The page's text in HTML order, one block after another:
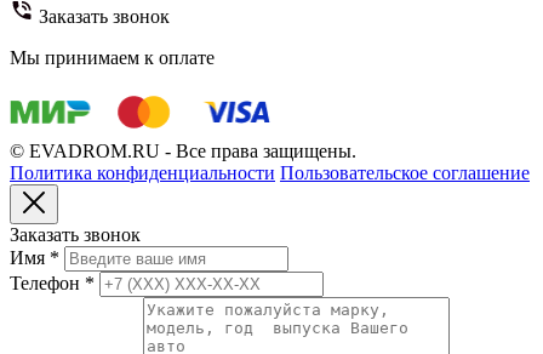
Заказать звонок
Мы принимаем к оплате
© EVADROM.RU - Все права защищены.
Политика конфиденциальности Пользовательское соглашение
Заказать звонок
Имя *
Телефон *